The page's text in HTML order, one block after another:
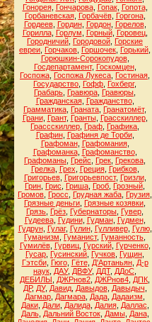
Гонорея, Гончарова, Гопак, Гопота,
Горбаневская, Горбачёв, Горгона,
Гордеев, Гордин, Гордон, Горелов,
Горилла, Горлум Горный, Горовец,
Городничий Городовой Горские
евреи Горчаков Горшочек Горький
Горюшкин-Сорокопудов,
Госдепартамент, Госкомцен,
Госпожа Госпожа Лукеса Гостиная
Государство Гофф Гохберг,
Грабарь Гравюра Гравюры
Гражданская, Гражданство,
Грамматика Граната Гранатомёт,
Грани, Грант, Гранты, Грасскиллер,
Грассскиллер Граф Графика
Графин, Графиня де Торби,
Графоман, Графомания,
Графоманка, Графоманство,
Графоманы Грейс Грек Грекова
Грелка, Грех Греция, Грибков,
Григорьев, Григорьевпост, Гризли,
Грин Грис Гриша Гроб Грозный
Громов Гросс Грудная жаба Грузия
Грязные деньги Грязные козявки
Грязь Грёз Губернаторы Гувер
Гудеева, Гудини, Гудман, Гудмен,
Гудрун, Гулаг, Гулин, Гулливер, Гулю,
Гуманизм
Гуманист, Гуманность
Гумилёв, Гурвиц, Гурский, Гурченко,
Гусар Гусинский Гучков Гущин
Гэтсби, Гюго, Гёте, Д'Артаньян, Д-р
наук ДАУ, ДВФУ, ДДТ, ДДоС
ДЕБИЛЫ
ДЖРнов2 ДЖРнов4 ДПК
ДР, ДУ, Давид, Давыдов, Давыдыч
Дагмар Дагмара Дада Дадаизм
Даки, Дали, Далида, Далия, Даллас
Даль, Дальний Восток, Дамы, Дана,